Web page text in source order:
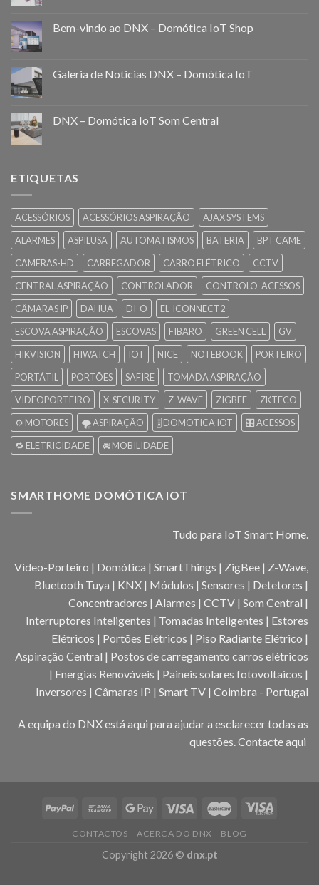
Bem-vindo ao DNX – Domótica IoT Shop
Galeria de Noticias DNX – Domótica IoT
DNX – Domótica IoT Som Central
ETIQUETAS
ACESSÓRIOS ACESSÓRIOS ASPIRAÇÃO
AJAX SYSTEMS
ALARMES
ASPILUSA AUTOMATISMOS BATERIA
BPT CAME
CAMERAS-HD
CARREGADOR CARRO ELÉTRICO
CCTV
CENTRAL ASPIRAÇÃO
CONTROLADOR
CONTROLO-ACESSOS
CÂMARAS IP
DAHUA DI-O
EL-ICONNECT2
ESCOVA ASPIRAÇÃO
ESCOVAS FIBARO GREEN CELL
GV
HIKVISION
HIWATCH IOT NICE NOTEBOOK
PORTEIRO
PORTÁTIL
PORTÕES SAFIRE
TOMADA ASPIRAÇÃO
VIDEOPORTEIRO
X-SECURITY Z-WAVE ZIGBEE
ZKTECO
⚙️ MOTORES
🌪️ ASPIRAÇÃO 🎚️ DOMOTICA IOT
🎛️ ACESSOS
🔁 ELETRICIDADE
🚘 MOBILIDADE
SMARTHOME DOMÓTICA IOT
Tudo para IoT Smart Home.
Video-Porteiro | Domótica | SmartThings | ZigBee | Z-Wave,
Bluetooth Tuya | KNX | Módulos | Sensores | Detetores |
Concentradores | Alarmes | CCTV | Som Central |
Interruptores Inteligentes | Tomadas Inteligentes | Estores
Elétricos | Portões Elétricos | Piso Radiante Elétrico |
Aspiração Central | Postos de carregamento carros elétricos
| Energias Renováveis | Paineis solares fotovoltaicos |
Inversores | Câmaras IP | Smart TV | Coimbra - Portugal
A equipa do DNX está aqui para ajudar a esclarecer todas as
questões.Contacte aqui
CONTACTOS ACERCA DO DNX BLOG
Copyright 2026 © dnx.pt